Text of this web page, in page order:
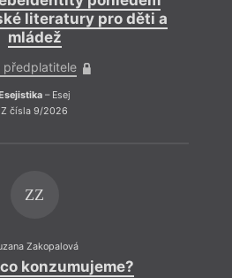
literatury pro děti a
mládež
předplatitele
Esejistika – Esej
Z čísla 9/2026
ZZ
Zakopalová
konzumujeme?